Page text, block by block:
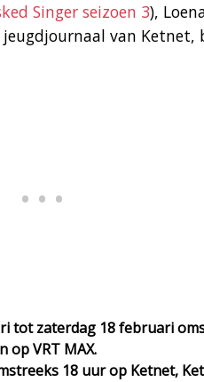
Singer seizoen 3),
van Ketnet,
tot zaterdag 18 februari
op VRT MAX.
18 uur op Ketnet,